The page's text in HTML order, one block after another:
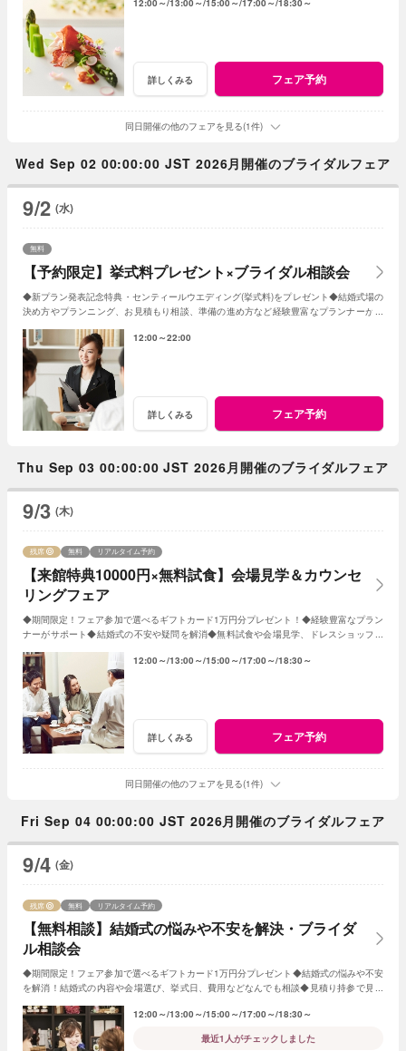
12:00～ 13:00～ 15:00～ 17:00～ 18:30～
詳しくみる フェア予約
同日開催の他のフェアを見る(1件)
Wed Sep 02 00:00:00 JST 2026月開催のブライダルフェア
9/2 (水)
【予約限定】挙式料プレゼント×ブライダル相談会
無料
◆新プラン発表記念特典・センティールウエディング(挙式料)をプレゼント◆結婚式場の
決め方やプランニング、お見積もり相談、準備の進め方など経験豊富なプランナーがし
12:00～22:00
詳しくみる フェア予約
Thu Sep 03 00:00:00 JST 2026月開催のブライダルフェア
9/3 (木)
【来館特典10000円×無料試食】会場見学＆カウンセ
リングフェア
残席 無料 リアルタイム予約
◆期間限定！フェア参加で選べるギフトカード1万円分プレゼント！◆経験豊富なプラン
ナーがサポート◆結婚式の不安や疑問を解消◆無料試食や会場見学、ドレスショップ見
12:00～ 13:00～ 15:00～ 17:00～ 18:30～
詳しくみる フェア予約
同日開催の他のフェアを見る(1件)
Fri Sep 04 00:00:00 JST 2026月開催のブライダルフェア
9/4 (金)
【無料相談】結婚式の悩みや不安を解決・ブライダ
ル相談会
残席 無料 リアルタイム予約
◆期間限定！フェア参加で選べるギフトカード1万円分プレゼント◆結婚式の悩みや不安
を解消！結婚式の内容や会場選び、挙式日、費用などなんでも相談◆見積り持参で見積
12:00～ 13:00～ 15:00～ 17:00～ 18:30～
最近1人がチェックしました